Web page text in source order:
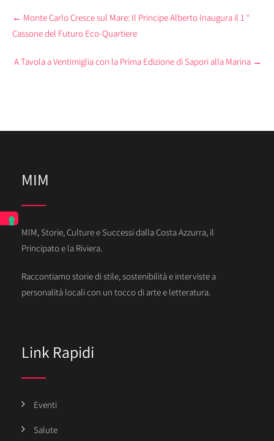
Post
navigation
← Monte Carlo Cresce sul Mare: Il Principe Alberto Inaugura il 1 °
Cassone del Futuro Eco-Quartiere
A Tavola a Ventimiglia con la Prima Edizione di Sapori alla Marina →
MIM
MIM, Storie, Culture e Successi dalla Costa Azzurra, il
Principato e la Riviera.
Raccontiamo storie di stile, sostenibilità e interviste a
personalità locali con un tocco di arte e letteratura.
Link Rapidi
Eventi
Salute